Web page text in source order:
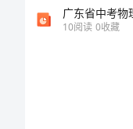
10阅读 0收藏